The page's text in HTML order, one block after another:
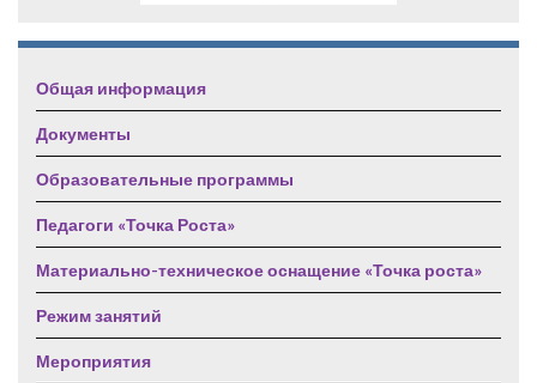
Общая информация
Документы
Образовательные программы
Педагоги «Точка Роста»
Материально-техническое оснащение «Точка роста»
Режим занятий
Мероприятия